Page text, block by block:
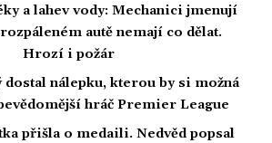
a lahev vody: Mechanici jmenují
autě nemají co dělat.
Hrozí i požár
nálepku, kterou by si možná
hráč Premier League
přišla o medaili. Nedvěd popsal